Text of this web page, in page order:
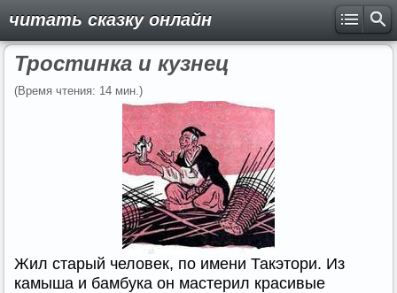
читать сказку онлайн
Тростинка и кузнец
(Время чтения: 14 мин.)
Жил старый человек, по имени Такэтори. Из
камыша и бамбука он мастерил красивые